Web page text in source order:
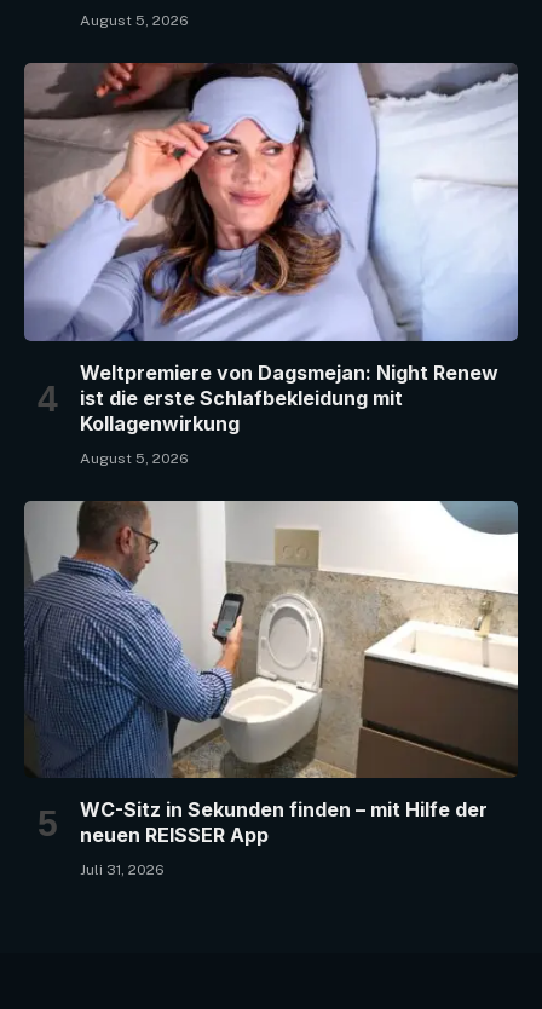
August 5, 2026
Weltpremiere von Dagsmejan: Night Renew
ist die erste Schlafbekleidung mit
Kollagenwirkung
August 5, 2026
WC-Sitz in Sekunden finden – mit Hilfe der
neuen REISSER App
Juli 31, 2026